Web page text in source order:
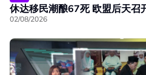
休达移民潮酿67死 欧盟后天召
02/08/2026